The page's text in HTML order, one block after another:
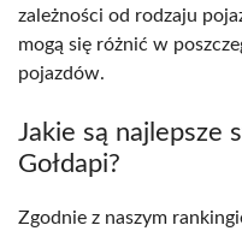
zależności od rodzaju
mogą się różnić w
pojazdów.
Jakie są najlepsze
Gołdapi?
Zgodnie z naszym